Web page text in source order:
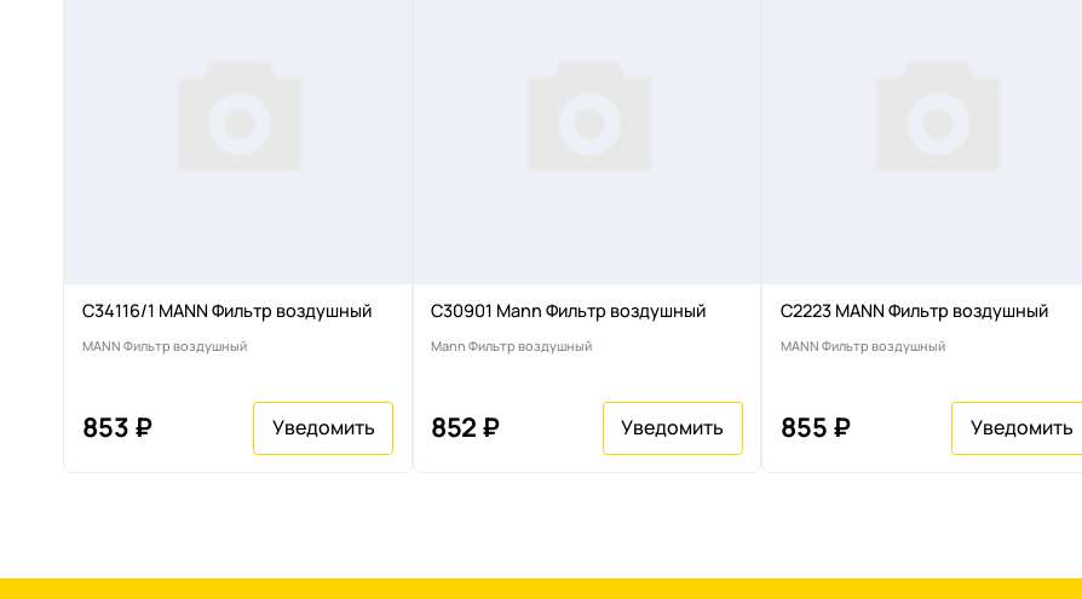
C34116/1 MANN Фильтр воздушный
MANN Фильтр воздушный
853 ₽
C30901 Mann Фильтр воздушный
Mann Фильтр воздушный
852 ₽
C2223 MANN Фильтр воздушный
MANN Фильтр воздушный
855 ₽